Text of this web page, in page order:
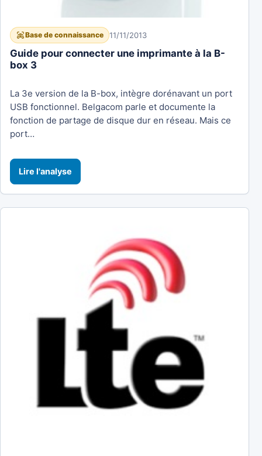
Base de connaissance 11/11/2013
Guide pour connecter une imprimante à la B-
box 3
La 3e version de la B-box, intègre dorénavant un port
USB fonctionnel. Belgacom parle et documente la
fonction de partage de disque dur en réseau. Mais ce
port…
Lire l'analyse